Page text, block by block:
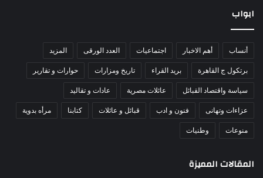
ابواب
أنساب أهم الاخبار اجتماعيات العدد الورقى المزيد
برتكول ج القاهرة بريد القراء تاريخ ومزارات حوارات و تقارير
سياسة واقتصاد القبائل عائلات مصرية عادات و تقاليد
عزاءات وتهانى فنون و ادب قبائل و عائلات كتابنا مرأه بدوية
منوعات وطنيات
المقالات المميزة